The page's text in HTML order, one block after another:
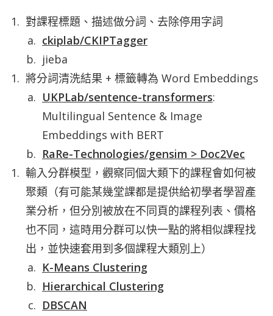
對課程標題、描述做分詞、去除停用字詞
ckiplab/CKIPTagger
jieba
將分詞清洗結果 + 標籤轉為 Word Embeddings
UKPLab/sentence-transformers:
Multilingual Sentence & Image
Embeddings with BERT
RaRe-Technologies/gensim > Doc2Vec
輸入分群模型，觀察同個大類下的課程會如何被
聚類（有可能某幾堂課都是提供給初學者學習產
業分析，但分別被放在不同頁的課程列表、價格
也不同，這時用分群可以快一點的將相似課程找
出，並快速套用到多個課程大類別上）
K-Means Clustering
Hierarchical Clustering
DBSCAN